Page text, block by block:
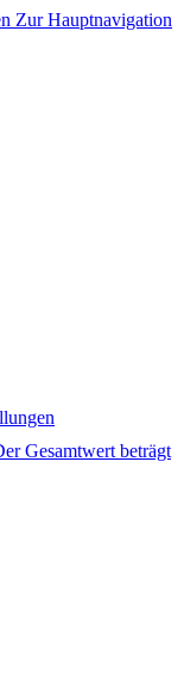
Zur Hauptnavigation
Gesamtwert beträgt